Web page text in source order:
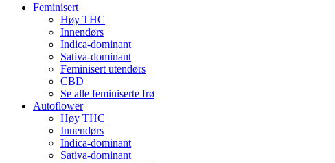
Feminisert
Høy THC
Innendørs
Indica-dominant
Sativa-dominant
Feminisert utendørs
CBD
Se alle feminiserte frø
Autoflower
Høy THC
Innendørs
Indica-dominant
Sativa-dominant